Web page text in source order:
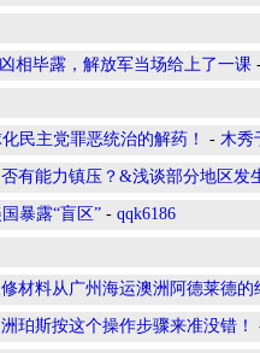
相毕露，解放军当场给上了一课
民主党罪恶统治的解药！ - 木秀
有能力镇压？&浅谈部分地区发
暴露“盲区” - qqk6186
材料从广州海运澳洲阿德莱德的
珀斯按这个操作步骤来准没错！